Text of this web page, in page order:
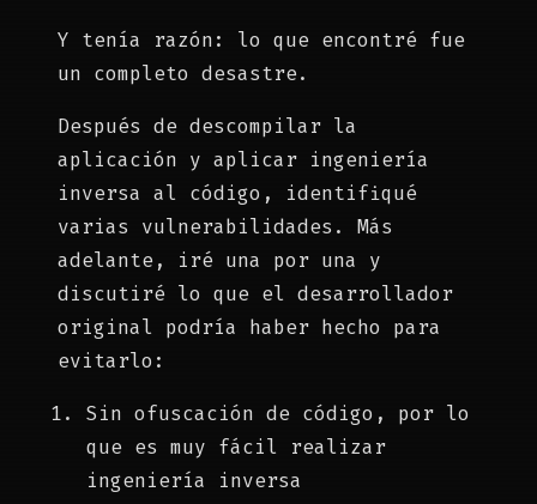
Y tenía razón: lo que encontré fue
un completo desastre.
Después de descompilar la
aplicación y aplicar ingeniería
inversa al código, identifiqué
varias vulnerabilidades. Más
adelante, iré una por una y
discutiré lo que el desarrollador
original podría haber hecho para
evitarlo:
Sin ofuscación de código, por lo
que es muy fácil realizar
ingeniería inversa